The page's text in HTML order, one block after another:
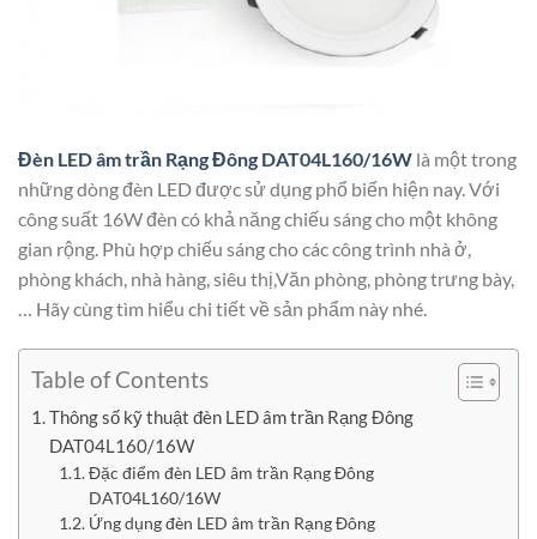
Đèn LED âm trần Rạng Đông DAT04L160/16W là một trong
những dòng đèn LED được sử dụng phổ biến hiện nay. Với
công suất 16W đèn có khả năng chiếu sáng cho một không
gian rộng. Phù hợp chiếu sáng cho các công trình nhà ở,
phòng khách, nhà hàng, siêu thị,Văn phòng, phòng trưng bày,
… Hãy cùng tìm hiểu chi tiết về sản phẩm này nhé.
Table of Contents
Thông số kỹ thuật đèn LED âm trần Rạng Đông
DAT04L160/16W
Đặc điểm đèn LED âm trần Rạng Đông
DAT04L160/16W
Ứng dụng đèn LED âm trần Rạng Đông